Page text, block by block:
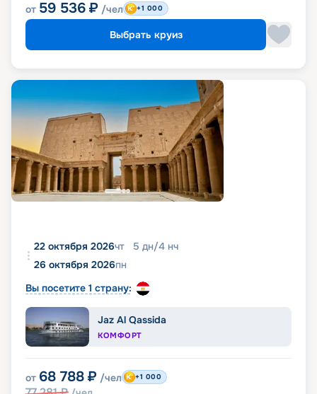
от 59 536 ₽ /чел +1 000
Выбрать круиз
22 октября 2026чт 5 дн/4 нч
26 октября 2026пн
Вы посетите 1 страну:
Jaz Al Qassida
КОМФОРТ
от 68 788 ₽ /чел +1 000